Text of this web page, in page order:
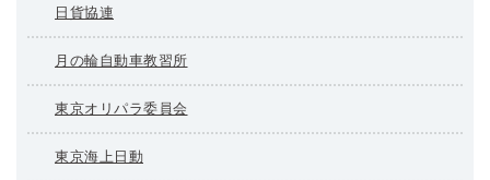
日貨協連
月の輪自動車教習所
東京オリパラ委員会
東京海上日動